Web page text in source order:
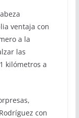
ventaja con
a la
las
kilómetros a
con